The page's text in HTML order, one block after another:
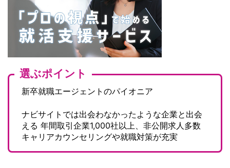
選ぶポイント
新卒就職エージェントのパイオニア
ナビサイトでは出会わなかったような企業と出会
える 年間取引企業1,000社以上、非公開求人多数
キャリアカウンセリングや就職対策が充実